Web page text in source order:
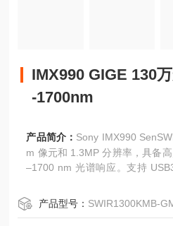
IMX990 GIGE 130
-1700nm
产品简介： Sony IMX990
m 像元和 1.3MP 分辨率，具备
–1700 nm 光谱响应。支持
00nm适用于高速检测、激光束监
产品型号： SWIR1300KMB-